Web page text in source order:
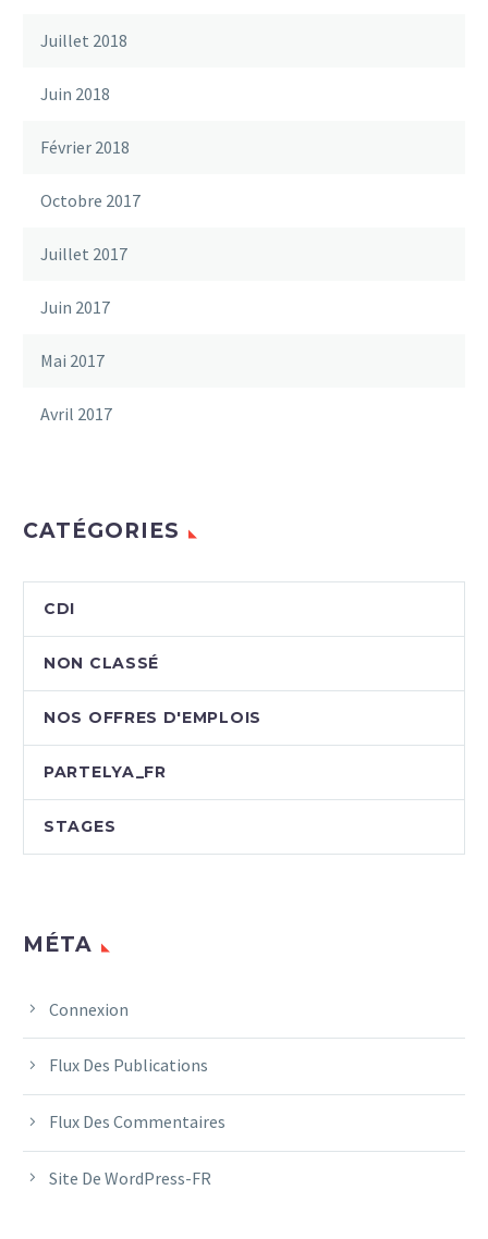
Juillet 2018
Juin 2018
Février 2018
Octobre 2017
Juillet 2017
Juin 2017
Mai 2017
Avril 2017
CATÉGORIES
CDI
NON CLASSÉ
NOS OFFRES D'EMPLOIS
PARTELYA_FR
STAGES
MÉTA
Connexion
Flux Des Publications
Flux Des Commentaires
Site De WordPress-FR